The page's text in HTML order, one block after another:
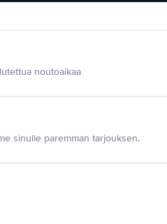
noutoaikaa
sinulle paremman tarjouksen.